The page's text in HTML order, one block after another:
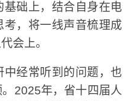
基础上，结合自身在电
，将一线声音梳理成
会上。
经常听到的问题，也
2025年，省十四届人